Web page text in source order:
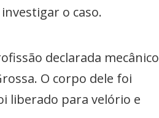
o caso.
declarada mecânico
O corpo dele foi
liberado para velório e